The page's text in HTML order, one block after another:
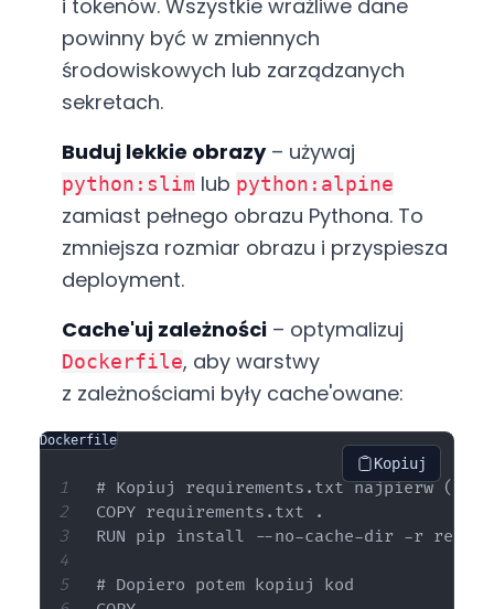
i tokenów. Wszystkie wrażliwe dane
powinny być w zmiennych
środowiskowych lub zarządzanych
sekretach.
Buduj lekkie obrazy– używaj
python:slim lub python:alpine
zamiast pełnego obrazu Pythona. To
zmniejsza rozmiar obrazu i przyspiesza
deployment.
Cache'uj zależności – optymalizuj
Dockerfile, aby warstwy
z zależnościami były cache'owane:
Dockerfile
Kopiuj
# Kopiuj requirements.txt najpierw
COPY requirements.txt .
RUN pip install --no-cache-dir -r
# Dopiero potem kopiuj kod